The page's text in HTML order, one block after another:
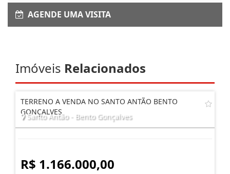
AGENDE UMA VISITA
Imóveis Relacionados
TERRENO A VENDA NO SANTO ANTÃO BENTO
GONÇALVES
Santo Antão - Bento Gonçalves
R$ 1.166.000,00